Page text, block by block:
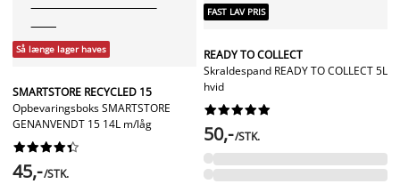
Så længe lager haves
SMARTSTORE RECYCLED 15
Opbevaringsboks SMARTSTORE
GENANVENDT 15 14L m/låg






45,-/STK.
FAST LAV PRIS
READY TO COLLECT
Skraldespand READY TO COLLECT 5L
hvid






50,-/STK.